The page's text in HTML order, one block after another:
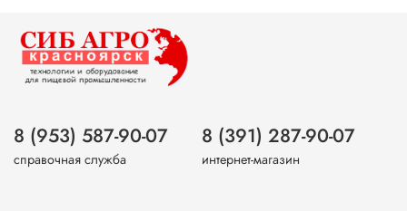
8 (953) 587-90-07
справочная служба
8 (391) 287-90-07
интернет-магазин